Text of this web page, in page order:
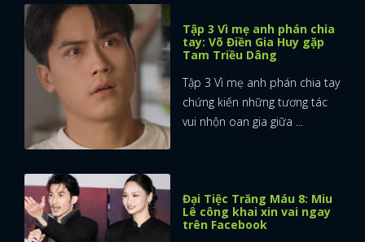
Tập 3 Vì mẹ anh phán chia
tay: Võ Điền Gia Huy gặp
Tam Triều Dâng
Tập 3 Vì mẹ anh phán chia tay
chứng kiến những tương tác
vui nhộn oan gia giữa ...
Đại Tiệc Trăng Máu 8: Miu
Lê công khai xin vai ngay
trên Facebook